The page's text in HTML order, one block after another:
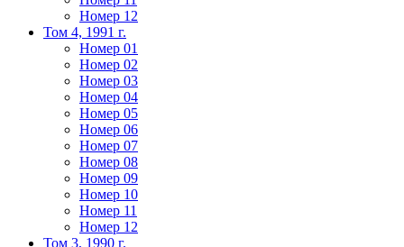
Номер 12
Том 4, 1991 г.
Номер 01
Номер 02
Номер 03
Номер 04
Номер 05
Номер 06
Номер 07
Номер 08
Номер 09
Номер 10
Номер 11
Номер 12
Том 3, 1990 г.